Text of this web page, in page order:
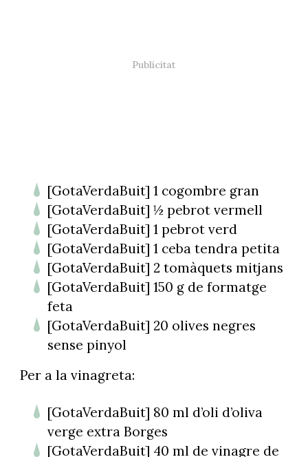
[GotaVerdaBuit] 1 cogombre gran
[GotaVerdaBuit] ½ pebrot vermell
[GotaVerdaBuit] 1 pebrot verd
[GotaVerdaBuit] 1 ceba tendra petita
[GotaVerdaBuit] 2 tomàquets mitjans
[GotaVerdaBuit] 150 g de formatge
feta
[GotaVerdaBuit] 20 olives negres
sense pinyol
Per a la vinagreta:
[GotaVerdaBuit] 80 ml d’oli d’oliva
verge extra Borges
[GotaVerdaBuit] 40 ml de vinagre de